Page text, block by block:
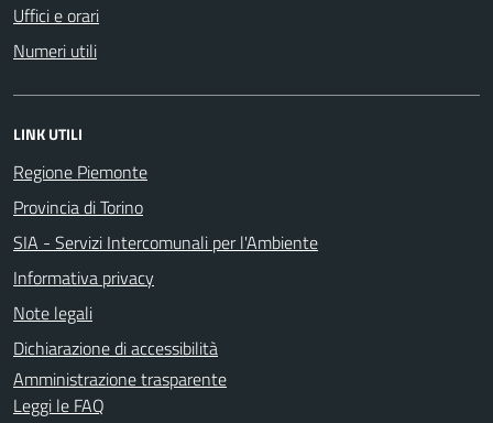
Uffici e orari
Numeri utili
LINK UTILI
Regione Piemonte
Provincia di Torino
SIA - Servizi Intercomunali per l'Ambiente
Informativa privacy
Note legali
Dichiarazione di accessibilità
Amministrazione trasparente
Leggi le FAQ